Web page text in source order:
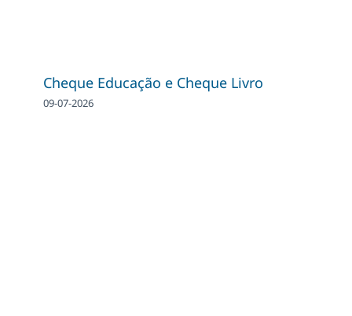
Cheque Educação e Cheque Livro
09-07-2026